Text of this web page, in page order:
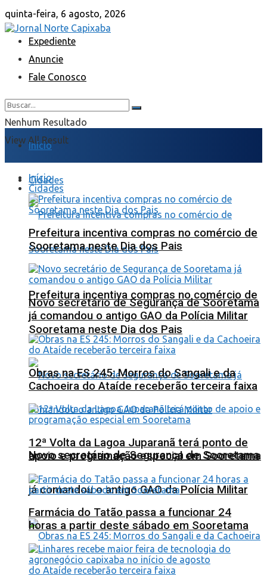
quinta-feira, 6 agosto, 2026
Expediente
Anuncie
Fale Conosco
Nenhum Resultado
View All Result
Início
Cidades
Prefeitura incentiva compras no comércio de
Sooretama neste Dia dos Pais
Novo secretário de Segurança de Sooretama
já comandou o antigo GAO da Polícia Militar
Início
Cidades
Prefeitura incentiva compras no comércio de
Sooretama neste Dia dos Pais
Novo secretário de Segurança de Sooretama
já comandou o antigo GAO da Polícia Militar
Obras na ES 245: Morros do Sangali e da
Cachoeira do Ataíde receberão terceira faixa
12ª Volta da Lagoa Juparanã terá ponto de
apoio e programação especial em Sooretama
Farmácia do Tatão passa a funcionar 24
horas a partir deste sábado em Sooretama